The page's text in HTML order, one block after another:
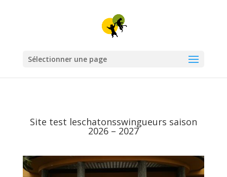
Sélectionner une page
Site test leschatonsswingueurs saison
2026 – 2027